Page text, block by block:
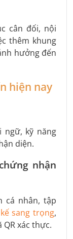
cân đối, nội
thêm khung
hưởng đến
hiện nay
ngữ, kỹ năng
diện.
nhận
cá nhân, tập
sang trọng,
xác thực.